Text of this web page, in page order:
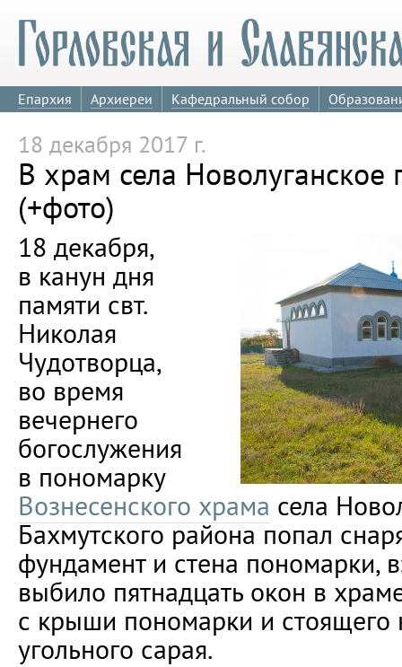
Епархия Архиереи Кафедральный собор
18 декабря 2017 г.
В храм села Новолуганское
(+фото)
18 декабря,
в канун дня
памяти свт.
Николая
Чудотворца,
во время
вечернего
богослужения
в пономарку
Вознесенского храма села
Бахмутского района попал
фундамент и стена пономарки,
выбило пятнадцать окон в
с крыши пономарки и стоящего
угольного сарая.